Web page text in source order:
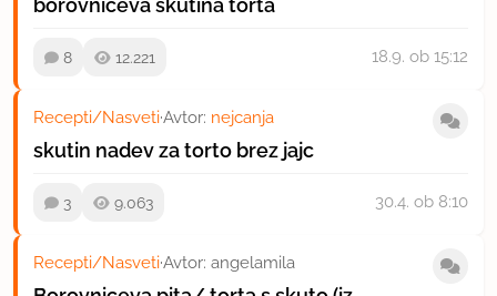
borovničeva skutina torta
8 12.221 18.9. ob 15:12
Recepti/Nasveti·Avtor: nejcanja
skutin nadev za torto brez jajc
3 9.063 30.4. ob 8:10
Recepti/Nasveti·Avtor: angelamila